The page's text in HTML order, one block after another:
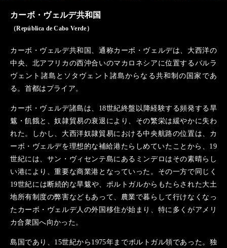
カーボ・ヴェルデ共和国
（República de Cabo Verde）
カーボ・ヴェルデ共和国、通称カーボ・ヴェルデは、大西洋の
中央、北アフリカの西沖合いのマカロネシアに位置するバルラ
ヴェント諸島とソタヴェント諸島からなる共和制の国家であ
る。首都はプライア。
カーボ・ヴェルデ諸島は、18世紀終盤以降経験する頻発する旱
魃・飢餓と、奴隷貿易の衰退により、その繁栄は緩やかに失わ
れた。しかし、大西洋奴隷貿易における中央航路の位置は、カ
ーボ・ヴェルデを理想的な補給港たらしめていたことから、19
世紀には、サン・ヴィセンテ島にあるミンデロはその素晴らし
い港により、重要な商業港となっていった。その一方で同じく
19世紀には断続的な旱魃や、ポルトガルからもたらされた大土
地所有制度の弊害などもあって、農業で暮らして行けなくなっ
たカーボ・ヴェルデ人の外国移住が始まり、特に多くがアメリ
カ合衆国へ向かった。
島国であり、15世紀から1975年までポルトガル領であった。独